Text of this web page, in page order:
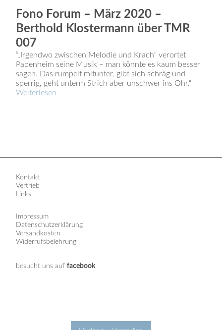
Fono Forum – März 2020 –
Berthold Klostermann über TMR
007
”„Irgendwo zwischen Melodie und Krach“ verortet
Papenheim seine Musik – man könnte es kaum besser
sagen. Das rumpelt mitunter, gibt sich schräg und
sperrig, geht unterm Strich aber unschwer ins Ohr.“
Weiterlesen
Kontakt
Vertrieb
Links
Impressum
Datenschutzerklärung
Versandkosten
Widerrufsbelehrung
besucht uns auf facebook